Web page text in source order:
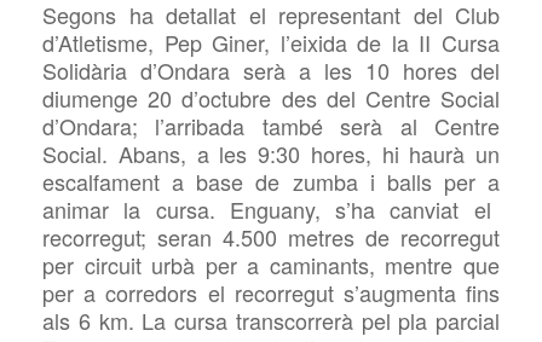
Segons ha detallat el representant del Club
d’Atletisme, Pep Giner, l’eixida de la II Cursa
Solidària d’Ondara serà a les 10 hores del
diumenge 20 d’octubre des del Centre Social
d’Ondara; l’arribada també serà al Centre
Social. Abans, a les 9:30 hores, hi haurà un
escalfament a base de zumbai balls per a
animar la cursa. Enguany, s’ha canviat el
recorregut; seran 4.500 metres de recorregut
per circuit urbà per a caminants, mentre que
per a corredors el recorregut s’augmenta fins
als 6 km. La cursa transcorrerà pel pla parcial